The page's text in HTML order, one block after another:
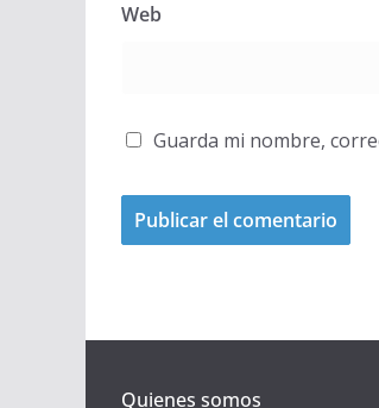
Web
Guarda mi nombre,
Quienes somos